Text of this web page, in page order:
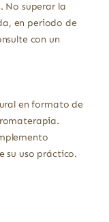
No superar la
en periodo de
con un
en formato de
su uso práctico.